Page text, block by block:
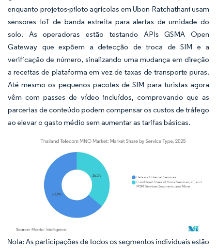
enquanto projetos-piloto agrícolas em Ubon Ratchathani usam
sensores IoT de banda estreita para alertas de umidade do
solo. As operadoras estão testando APIs GSMA Open
Gateway que expõem a detecção de troca de SIM e a
verificação de número, sinalizando uma mudança em direção
a receitas de plataforma em vez de taxas de transporte puras.
Até mesmo os pequenos pacotes de SIM para turistas agora
vêm com passes de vídeo incluídos, comprovando que as
parcerias de conteúdo podem compensar os custos de tráfego
ao elevar o gasto médio sem aumentar as tarifas básicas.